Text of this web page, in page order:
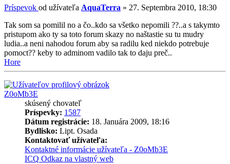
Príspevok od užívateľa AquaTerra » 27. Septembra 2010, 18:30
Tak som sa pomilil no a čo..kdo sa všetko nepomili ??..a s takymto
pristupom ako ty sa toto forum skazy no naštastie su tu mudry
ludia..a neni nahodou forum aby sa radilu ked niekdo potrebuje
pomoct?? keby to adminom vadilo tak to daju preč..
Hore
Z0oMb3E
skúsený chovateľ
Príspevky: 1587
Dátum registrácie: 18. Januára 2009, 18:16
Bydlisko: Lipt. Osada
Kontaktovať užívateľa:
Kontaktné informácie užívateľa - Z0oMb3E
ICQ Odkaz na vlastný web